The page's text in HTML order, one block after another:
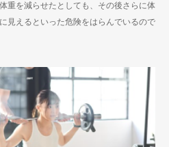
重を減らせたとしても、その後さらに体
見えるといった危険をはらんでいるので